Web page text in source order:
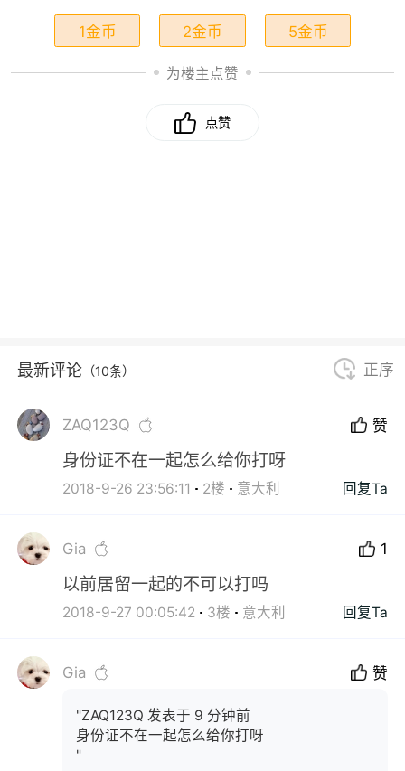
1金币 2金币 5金币
为楼主点赞
点赞
最新评论 （10条） 正序
ZAQ123Q 赞
身份证不在一起怎么给你打呀
2018-9-26 23:56:11 2楼 意大利 回复Ta
Gia 1
以前居留一起的不可以打吗
2018-9-27 00:05:42 3楼 意大利 回复Ta
Gia 赞
"ZAQ123Q 发表于 9 分钟前
身份证不在一起怎么给你打呀
"